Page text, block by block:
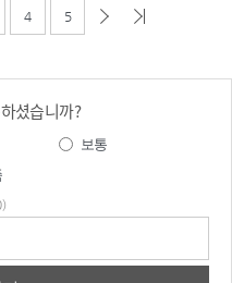
4 5
셨습니까?
보통